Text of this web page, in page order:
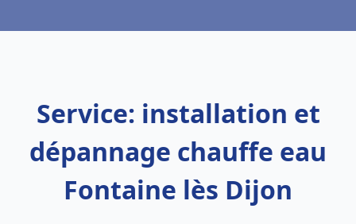
Service: installation et
dépannage chauffe eau
Fontaine lès Dijon